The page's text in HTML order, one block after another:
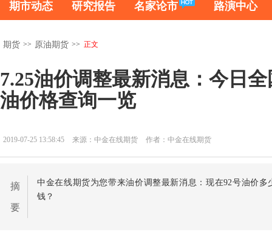
期市动态 研究报告 名家论市 路演中心
期货 >> 原油期货 >> 正文
7.25油价调整最新消息：今日
油价格查询一览
2019-07-25 13:58:45 来源：中金在线期货 作者：中金在线期货
摘
要
中金在线期货为您带来油价调整最新消息：现在92号油价多
钱？